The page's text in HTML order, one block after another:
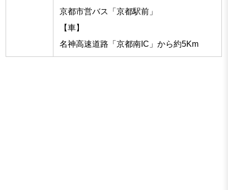
京都市営バス「京都駅前」
【車】
名神高速道路「京都南IC」から約5Km